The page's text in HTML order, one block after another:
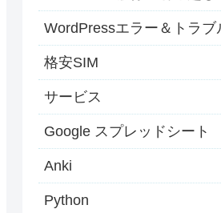
WordPressエラー＆トラブ
格安SIM
サービス
Google スプレッドシート
Anki
Python